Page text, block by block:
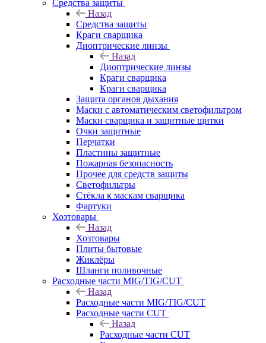
Средства защиты
Назад
Средства защиты
Краги сварщика
Диоптрические линзы
Назад
Диоптрические линзы
Краги сварщика
Краги сварщика
Защита органов дыхания
Маски с автоматическим светофильтром
Маски сварщика и защитные щитки
Очки защитные
Перчатки
Пластины защитные
Пожарная безопасность
Прочее для средств защиты
Светофильтры
Стёкла к маскам сварщика
Фартуки
Хозтовары
Назад
Хозтовары
Плиты бытовые
Жиклёры
Шланги поливочные
Расходные части MIG/TIG/CUT
Назад
Расходные части MIG/TIG/CUT
Расходные части CUT
Назад
Расходные части CUT